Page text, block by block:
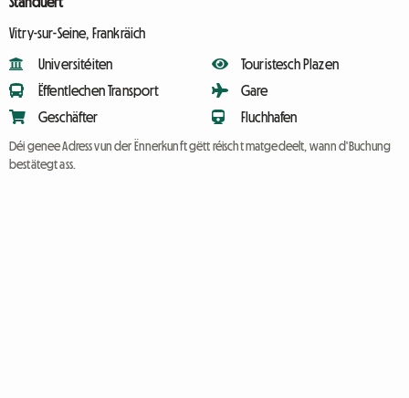
Vitry-sur-Seine, Frankräich
Universitéiten
Ëffentlechen Transport
Geschäfter
Touristesch Plazen
Gare
Fluchhafen
Déi genee Adress vun der Ënnerkunft gëtt réischt matgedeelt, wann d'Buchung
bestätegt ass.